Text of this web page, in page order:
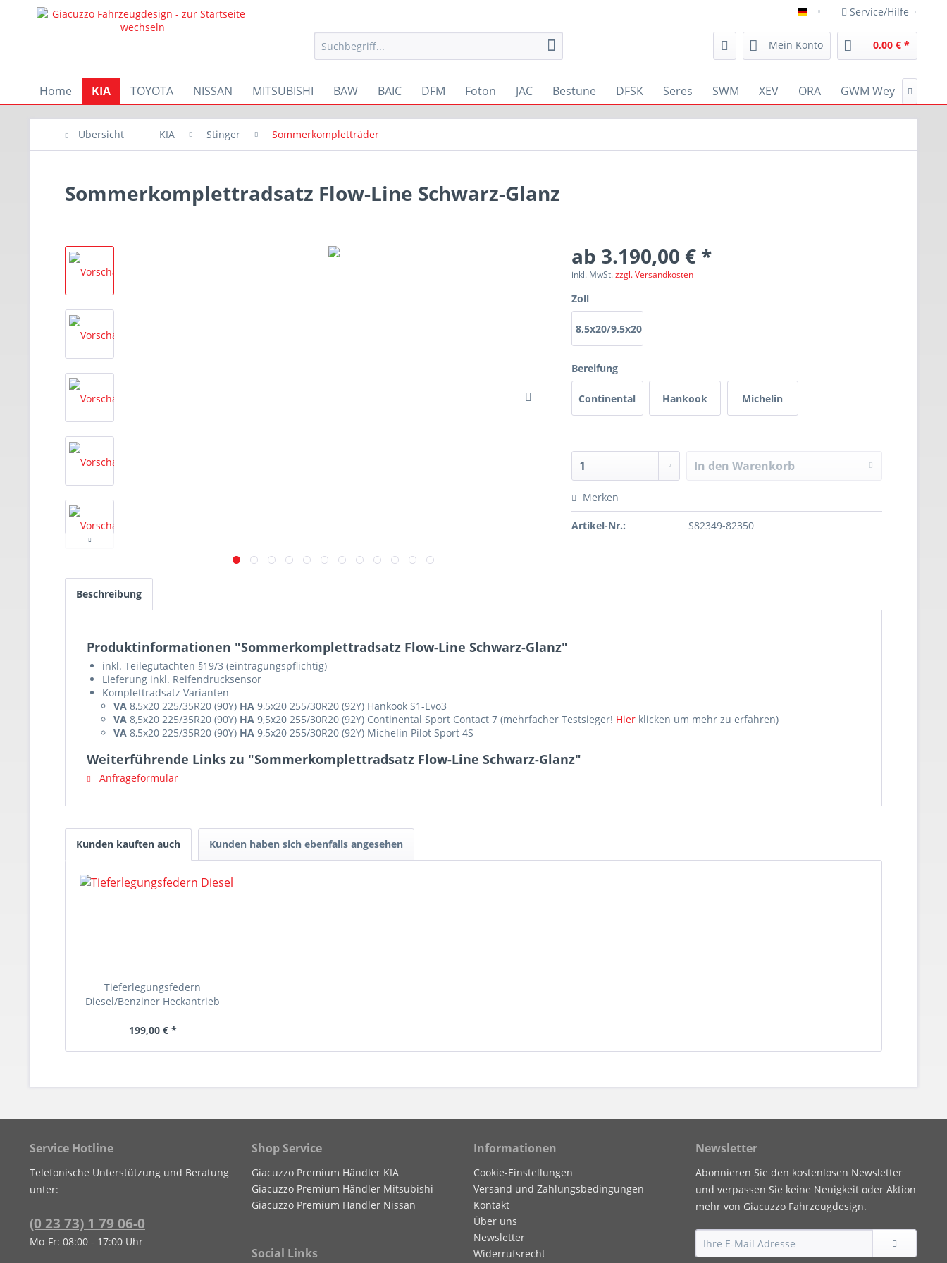
deutsch Service/Hilfe
Mein Konto 0,00 € *
Home KIA TOYOTA NISSAN MITSUBISHI BAW BAIC DFM Foton JAC Bestune DFSK Seres SWM XEV ORA GWM Wey 
Übersicht KIA Stinger Sommerkompletträder
Sommerkomplettradsatz Flow-Line Schwarz-Glanz
ab 3.190,00 € *
inkl. MwSt.zzgl. Versandkosten
Zoll
8,5x20/9,5x20
Bereifung
Continental Hankook Michelin
In den Warenkorb
Merken
Artikel-Nr.: S82349-82350
Beschreibung
Produktinformationen "Sommerkomplettradsatz Flow-Line Schwarz-Glanz"
inkl. Teilegutachten §19/3 (eintragungspflichtig)
Lieferung inkl. Reifendrucksensor
Komplettradsatz Varianten
VA 8,5x20 225/35R20 (90Y) HA 9,5x20 255/30R20 (92Y) Hankook S1-Evo3
VA 8,5x20 225/35R20 (90Y) HA 9,5x20 255/30R20 (92Y) Continental Sport Contact 7 (mehrfacher Testsieger! Hier klicken um mehr zu erfahren)
VA 8,5x20 225/35R20 (90Y) HA 9,5x20 255/30R20 (92Y) Michelin Pilot Sport 4S
Weiterführende Links zu "Sommerkomplettradsatz Flow-Line Schwarz-Glanz"
Anfrageformular
Kunden kauften auch Kunden haben sich ebenfalls angesehen
Tieferlegungsfedern
Diesel/Benziner Heckantrieb
199,00 € *
Service Hotline
Telefonische Unterstützung und Beratung
unter:
(0 23 73) 1 79 06-0
Mo-Fr: 08:00 - 17:00 Uhr
Shop Service
Giacuzzo Premium Händler KIA
Giacuzzo Premium Händler Mitsubishi
Giacuzzo Premium Händler Nissan
Social Links
Informationen
Cookie-Einstellungen
Versand und Zahlungsbedingungen
Kontakt
Über uns
Newsletter
Widerrufsrecht
Newsletter
Abonnieren Sie den kostenlosen Newsletter
und verpassen Sie keine Neuigkeit oder Aktion
mehr von Giacuzzo Fahrzeugdesign.